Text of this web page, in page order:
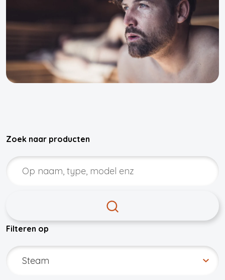
Zoek naar producten
Filteren op